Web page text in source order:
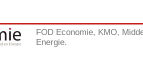
FOD Economie, KMO,
Energie.